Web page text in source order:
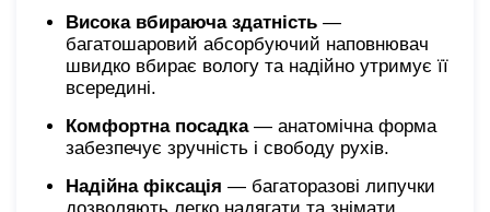
Висока вбираюча здатність —
багатошаровий абсорбуючий наповнювач
швидко вбирає вологу та надійно утримує її
всередині.
Комфортна посадка— анатомічна форма
забезпечує зручність і свободу рухів.
Надійна фіксація — багаторазові липучки
дозволяють легко надягати та знімати